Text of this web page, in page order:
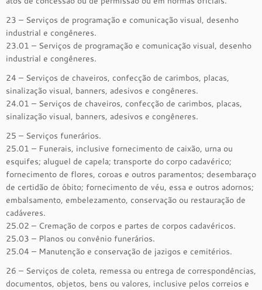
23 – Serviços de programação e comunicação visual, desenho
industrial e congêneres.
23.01 – Serviços de programação e comunicação visual, desenho
industrial e congêneres.
24 – Serviços de chaveiros, confecção de carimbos, placas,
sinalização visual, banners, adesivos e congêneres.
24.01 – Serviços de chaveiros, confecção de carimbos, placas,
sinalização visual, banners, adesivos e congêneres.
25 – Serviços funerários.
25.01 – Funerais, inclusive fornecimento de caixão, urna ou
esquifes; aluguel de capela; transporte do corpo cadavérico;
fornecimento de flores, coroas e outros paramentos; desembaraço
de certidão de óbito; fornecimento de véu, essa e outros adornos;
embalsamento, embelezamento, conservação ou restauração de
cadáveres.
25.02 – Cremação de corpos e partes de corpos cadavéricos.
25.03 – Planos ou convênio funerários.
25.04 – Manutenção e conservação de jazigos e cemitérios.
26 – Serviços de coleta, remessa ou entrega de correspondências,
documentos, objetos, bens ou valores, inclusive pelos correios e